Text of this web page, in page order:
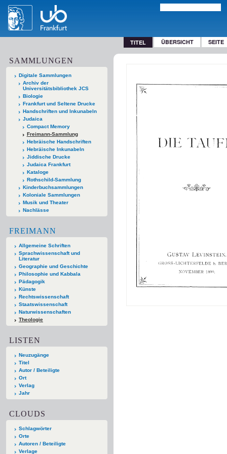
TITEL ÜBERSICHT SEITE
SAMMLUNGEN
Digitale Sammlungen
Archiv der
Universitätsbibliothek JCS
Biologie
Frankfurt und Seltene Drucke
Handschriften und Inkunabeln
Judaica
Compact Memory
Freimann-Sammlung
Hebräische Handschriften
Hebräische Inkunabeln
Jiddische Drucke
Judaica Frankfurt
Kataloge
Rothschild-Sammlung
Kinderbuchsammlungen
Koloniale Sammlungen
Musik und Theater
Nachlässe
FREIMANN
Allgemeine Schriften
Sprachwissenschaft und
Literatur
Geographie und Geschichte
Philosophie und Kabbala
Pädagogik
Künste
Rechtswissenschaft
Staatswissenschaft
Naturwissenschaften
Theologie
LISTEN
Neuzugänge
Titel
Autor / Beteiligte
Ort
Verlag
Jahr
CLOUDS
Schlagwörter
Orte
Autoren / Beteiligte
Verlage